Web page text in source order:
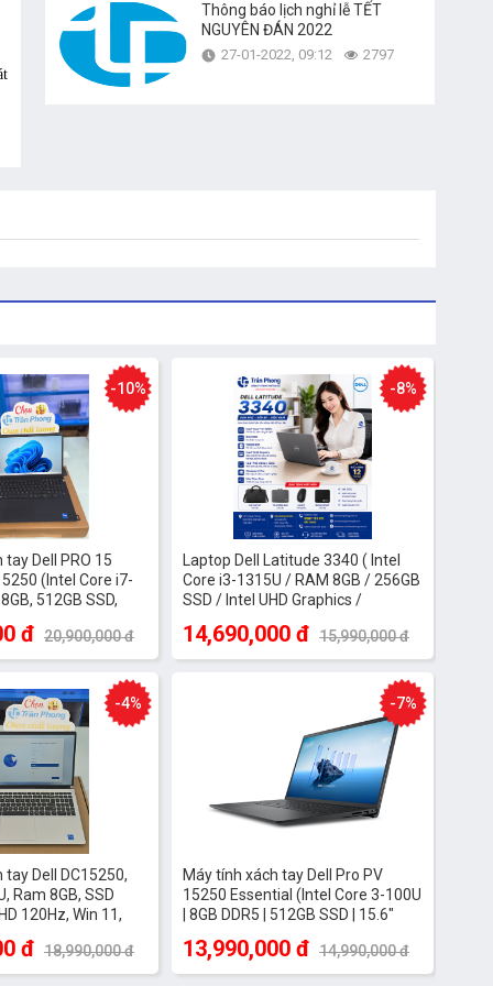
Thông báo lịch nghỉ lễ TẾT
NGUYÊN ĐÁN 2022
27-01-2022, 09:12 2797
tay Dell PRO 15
(Intel Core i7-
512GB SSD,
đ 20,900,000 đ
-10%
Laptop Dell Latitude 3340 ( Intel
Core i3-1315U / RAM 8GB / 256GB
SSD / Intel UHD Graphics /
Gray
14,690,000 đ 15,990,000 đ
-8%
tay Dell DC15250,
Ram 8GB, SSD
120Hz, Win 11,
đ 18,990,000 đ
-4%
Máy tính xách tay Dell Pro PV
15250 Essential (Intel Core 3-100U
| 8GB DDR5 | 512GB SSD | 15.6"
Đen)
13,990,000 đ 14,990,000 đ
-7%